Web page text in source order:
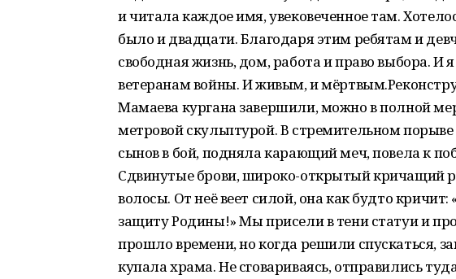
и читала каждое имя, увековеченное там.
было и двадцати. Благодаря этим ребятам и
свободная жизнь, дом, работа и право выбора. И
ветеранам войны. И живым, и
Мамаева кургана завершили, можно в полной
метровой скульптурой. В стремительном
сынов в бой, подняла карающий меч, повела к
Сдвинутые брови, широко-открытый кричащий
волосы. От неё веет силой, она как будто кричит:
защиту Родины!» Мы присели в тени статуи и
прошло времени, но когда решили спускаться,
купала храма. Не сговариваясь, отправились